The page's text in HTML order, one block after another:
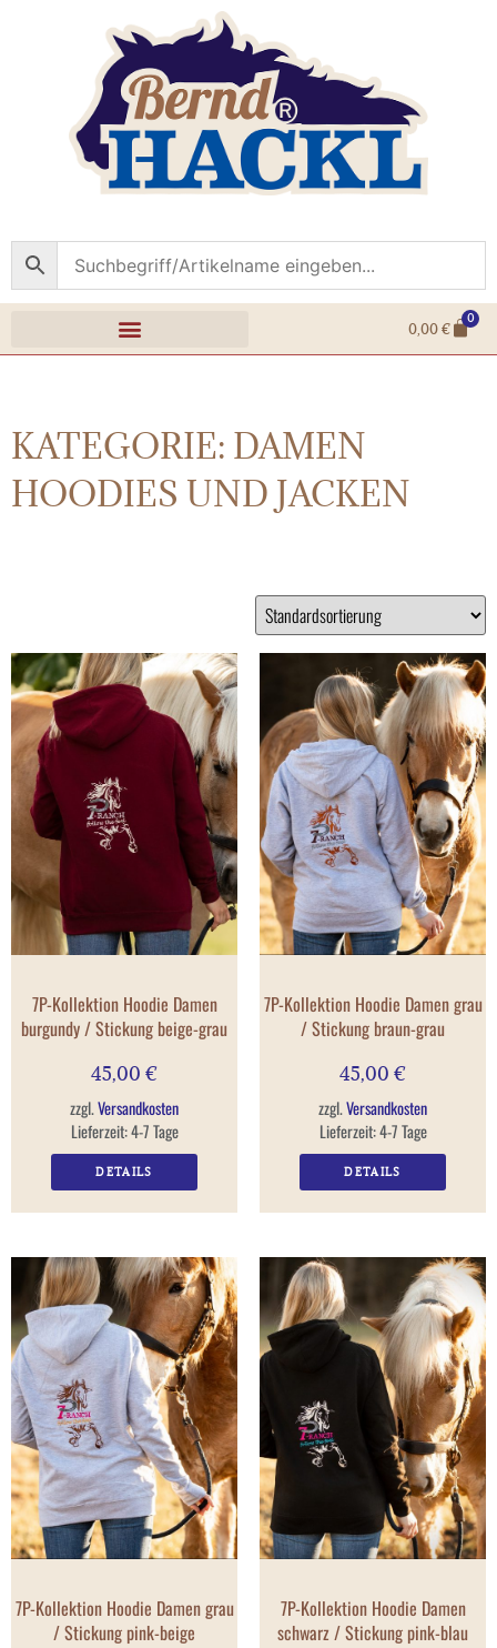
0,00€
0
KATEGORIE: DAMEN
HOODIES UND JACKEN
7P-Kollektion Hoodie Damen
burgundy / Stickung beige-grau
45,00 €
zzgl.Versandkosten
Lieferzeit:4-7 Tage
DETAILS
7P-Kollektion Hoodie Damen grau
/ Stickung braun-grau
45,00 €
zzgl.Versandkosten
Lieferzeit:4-7 Tage
DETAILS
7P-Kollektion Hoodie Damen grau
/ Stickung pink-beige
7P-Kollektion Hoodie Damen
schwarz / Stickung pink-blau